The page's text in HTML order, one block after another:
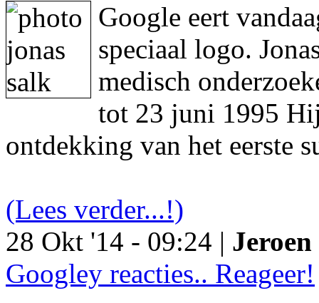
Google eert
speciaal logo.
medisch
tot 23 juni 1995
ontdekking van het eerste
(Lees verder...!)
28 Okt '14 - 09:24 |
Googley reacties.. Reageer!